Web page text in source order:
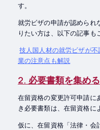
す。
就労ビザの申請が認められ
りたい方は、以下の記事も
技人国人材の就労ビザが
業の注意点も解説
2. 必要書類を集める
在留資格の変更許可申請に
き必要書類は、在留資格に
仮に、在留資格「法律・会